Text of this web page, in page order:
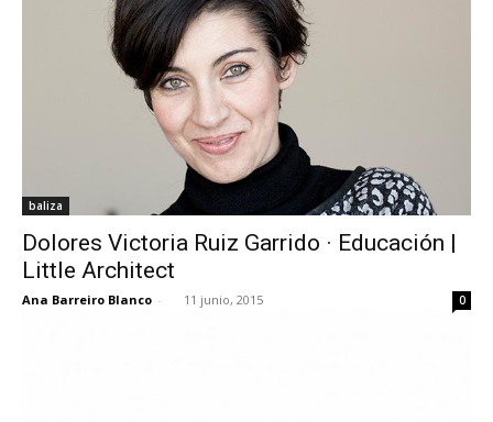
baliza
Dolores Victoria Ruiz Garrido · Educación |
Little Architect
Ana Barreiro Blanco - 11 junio, 2015 0